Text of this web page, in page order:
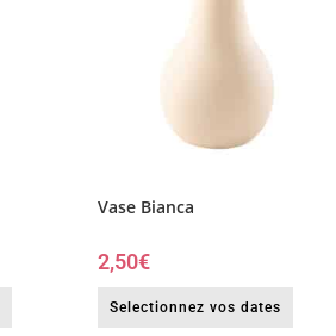
Vase Bianca
2,50€
Selectionnez vos dates